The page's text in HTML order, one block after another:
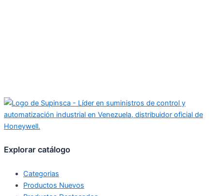
Explorar catálogo
Categorias
Productos Nuevos